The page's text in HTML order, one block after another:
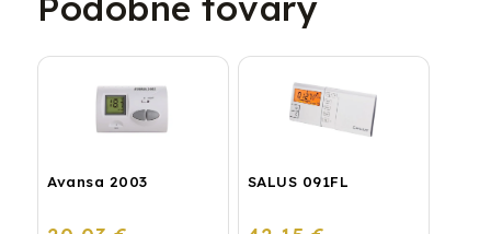
Avansa 2003 SALUS 091FL